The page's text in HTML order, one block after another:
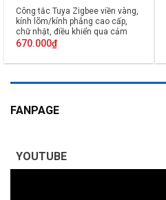
Công tắc Tuya Zigbee viền vàng,
kính lõm/kính phẳng cao cấp,
chữ nhật, điều khiển qua cảm
ứng, điện thoại, giọng nói.
670.000₫
FANPAGE
YOUTUBE